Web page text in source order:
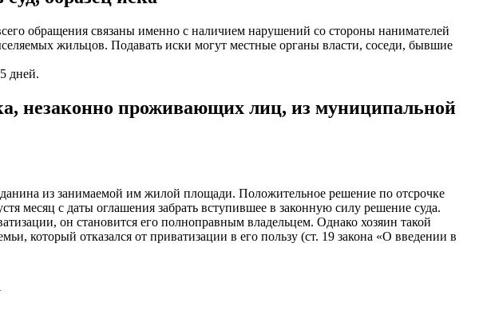
обращения связаны именно с наличием нарушений со стороны нанимателей
жильцов. Подавать иски могут местные органы власти, соседи, бывшие
дней.
незаконно проживающих лиц, из муниципальной
из занимаемой им жилой площади. Положительное решение по отсрочке
месяц с даты оглашения забрать вступившее в законную силу решение суда.
он становится его полноправным владельцем. Однако хозяин такой
который отказался от приватизации в его пользу (ст. 19 закона «О введении в